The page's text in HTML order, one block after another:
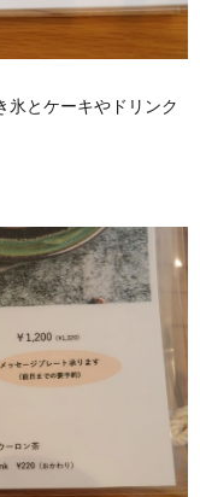
氷とケーキやドリンク